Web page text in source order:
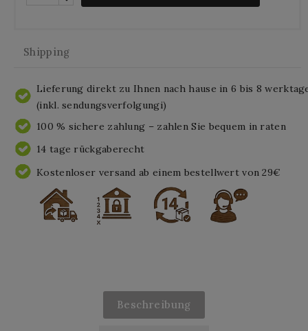
Shipping
Lieferung direkt zu Ihnen nach hause in 6 bis 8
(inkl. sendungsverfolgungi)
100 % sichere zahlung – zahlen Sie bequem in raten
14 tage rückgaberecht
Kostenloser versand ab einem bestellwert von 29€
Beschreibung